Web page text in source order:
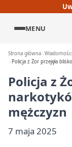
MENU
Strona główna Wiadomości
Policja z Żor przejęła
Policja z
mężczyzn
7 maja 2025